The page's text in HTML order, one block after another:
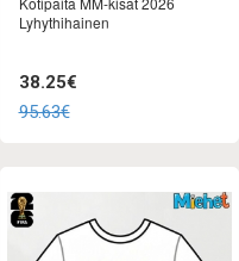
Lyhythihainen
38.25€
95.63€